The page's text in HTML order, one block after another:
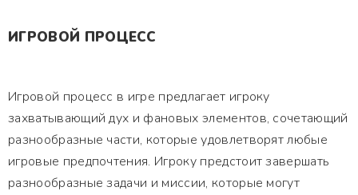
ИГРОВОЙ ПРОЦЕСС
Игровой процесс в игре предлагает игроку
захватывающий дух и фановых элементов, сочетающий
разнообразные части, которые удовлетворят любые
игровые предпочтения. Игроку предстоит завершать
разнообразные задачи и миссии, которые могут